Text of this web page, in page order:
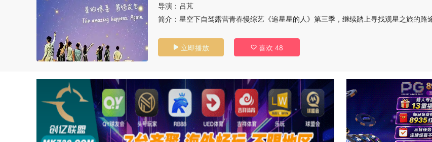
导演： 吕芃
简介： 星空下自驾露营青春慢综艺《追星星的人》第三季，继续踏上寻找观星之旅的路
 立即播放  喜欢 48